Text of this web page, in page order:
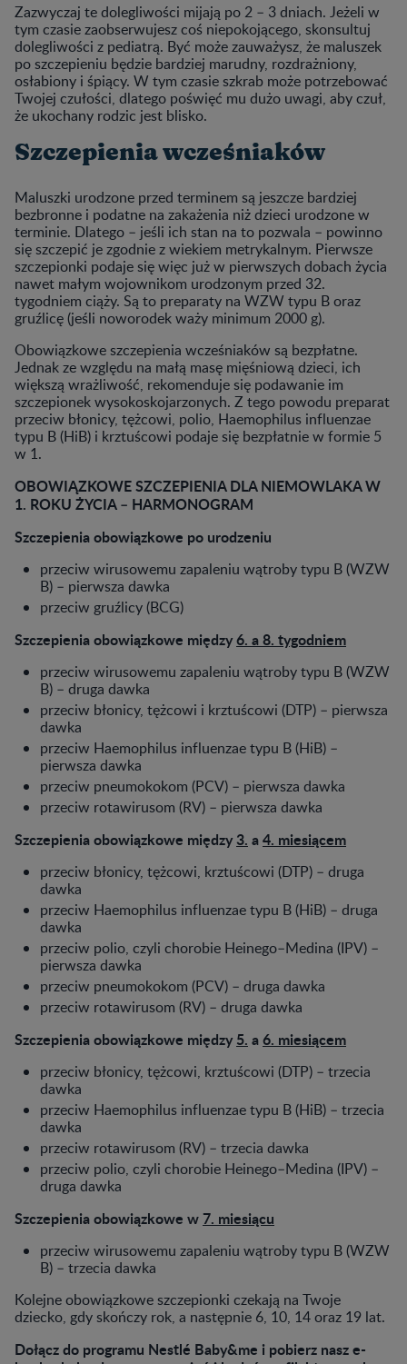
Zazwyczaj te dolegliwości mijają po 2 – 3 dniach. Jeżeli w
tym czasie zaobserwujesz coś niepokojącego, skonsultuj
dolegliwości z pediatrą. Być może zauważysz, że maluszek
po szczepieniu będzie bardziej marudny, rozdrażniony,
osłabiony i śpiący. W tym czasie szkrab może potrzebować
Twojej czułości, dlatego poświęć mu dużo uwagi, aby czuł,
że ukochany rodzic jest blisko.
Szczepienia wcześniaków
Maluszki urodzone przed terminem są jeszcze bardziej
bezbronne i podatne na zakażenia niż dzieci urodzone w
terminie. Dlatego – jeśli ich stan na to pozwala – powinno
się szczepić je zgodnie z wiekiem metrykalnym. Pierwsze
szczepionki podaje się więc już w pierwszych dobach życia
nawet małym wojownikom urodzonym przed 32.
tygodniem ciąży. Są to preparaty na WZW typu B oraz
gruźlicę (jeśli noworodek waży minimum 2000 g).
Obowiązkowe szczepienia wcześniaków są bezpłatne.
Jednak ze względu na małą masę mięśniową dzieci, ich
większą wrażliwość, rekomenduje się podawanie im
szczepionek wysokoskojarzonych. Z tego powodu preparat
przeciw błonicy, tężcowi, polio, Haemophilus influenzae
typu B (HiB) i krztuścowi podaje się bezpłatnie w formie 5
w 1.
OBOWIĄZKOWE SZCZEPIENIA DLA NIEMOWLAKA W
1. ROKU ŻYCIA – HARMONOGRAM
Szczepienia obowiązkowe po urodzeniu
przeciw wirusowemu zapaleniu wątroby typu B (WZW
B) – pierwsza dawka
przeciw gruźlicy (BCG)
Szczepienia obowiązkowe między6. a 8. tygodniem
przeciw wirusowemu zapaleniu wątroby typu B (WZW
B) – druga dawka
przeciw błonicy, tężcowi i krztuścowi (DTP) – pierwsza
dawka
przeciw Haemophilus influenzae typu B (HiB) –
pierwsza dawka
przeciw pneumokokom (PCV) – pierwsza dawka
przeciw rotawirusom (RV) – pierwsza dawka
Szczepienia obowiązkowe między3. a4. miesiącem
przeciw błonicy, tężcowi, krztuścowi (DTP) – druga
dawka
przeciw Haemophilus influenzae typu B (HiB) – druga
dawka
przeciw polio, czyli chorobie Heinego–Medina (IPV) –
pierwsza dawka
przeciw pneumokokom (PCV) – druga dawka
przeciw rotawirusom (RV) – druga dawka
Szczepienia obowiązkowe między5. a6. miesiącem
przeciw błonicy, tężcowi, krztuścowi (DTP) – trzecia
dawka
przeciw Haemophilus influenzae typu B (HiB) – trzecia
dawka
przeciw rotawirusom (RV) – trzecia dawka
przeciw polio, czyli chorobie Heinego–Medina (IPV) –
druga dawka
Szczepienia obowiązkowe w7. miesiącu
przeciw wirusowemu zapaleniu wątroby typu B (WZW
B) – trzecia dawka
Kolejne obowiązkowe szczepionki czekają na Twoje
dziecko, gdy skończy rok, a następnie 6, 10, 14 oraz 19 lat.
Dołącz do programu Nestlé Baby&me i pobierz nasz e-